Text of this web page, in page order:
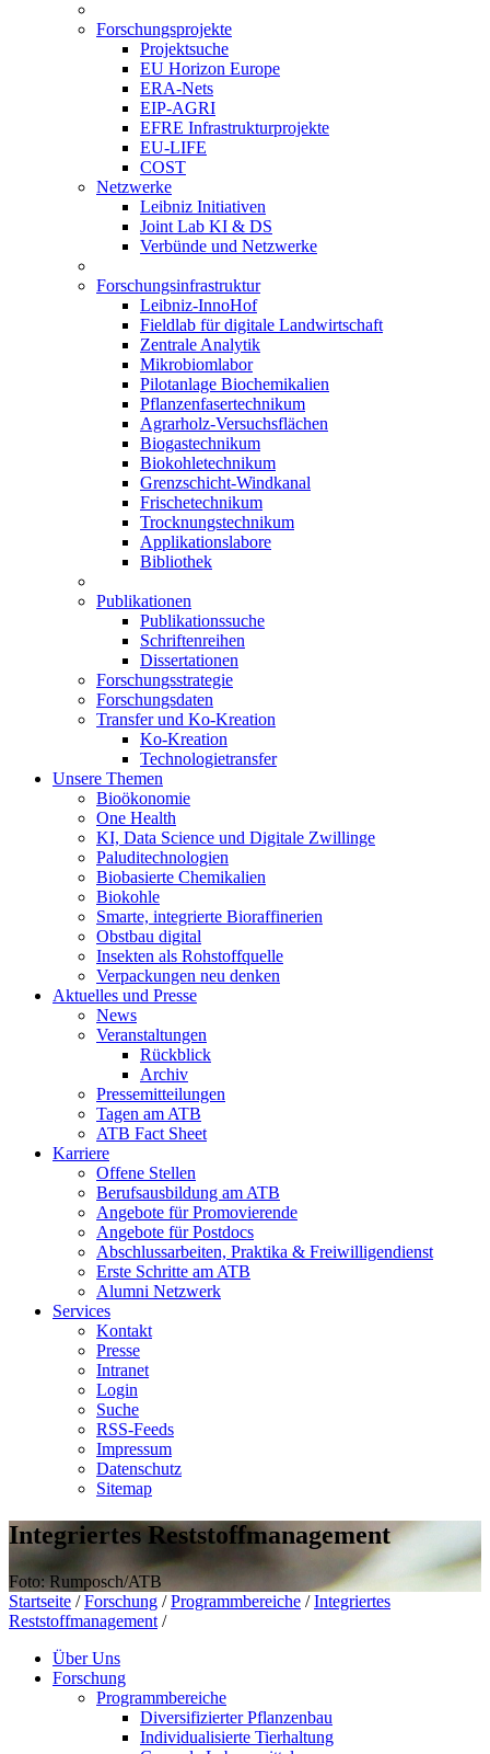
Forschungsprojekte
Projektsuche
EU Horizon Europe
ERA-Nets
EIP-AGRI
EFRE Infrastrukturprojekte
EU-LIFE
COST
Netzwerke
Leibniz Initiativen
Joint Lab KI & DS
Verbünde und Netzwerke
Forschungsinfrastruktur
Leibniz-InnoHof
Fieldlab für digitale Landwirtschaft
Zentrale Analytik
Mikrobiomlabor
Pilotanlage Biochemikalien
Pflanzenfasertechnikum
Agrarholz-Versuchsflächen
Biogastechnikum
Biokohletechnikum
Grenzschicht-Windkanal
Frischetechnikum
Trocknungstechnikum
Applikationslabore
Bibliothek
Publikationen
Publikationssuche
Schriftenreihen
Dissertationen
Forschungsstrategie
Forschungsdaten
Transfer und Ko-Kreation
Ko-Kreation
Technologietransfer
Unsere Themen
Bioökonomie
One Health
KI, Data Science und Digitale Zwillinge
Paluditechnologien
Biobasierte Chemikalien
Biokohle
Smarte, integrierte Bioraffinerien
Obstbau digital
Insekten als Rohstoffquelle
Verpackungen neu denken
Aktuelles und Presse
News
Veranstaltungen
Rückblick
Archiv
Pressemitteilungen
Tagen am ATB
ATB Fact Sheet
Karriere
Offene Stellen
Berufsausbildung am ATB
Angebote für Promovierende
Angebote für Postdocs
Abschlussarbeiten, Praktika & Freiwilligendienst
Erste Schritte am ATB
Alumni Netzwerk
Services
Kontakt
Presse
Intranet
Login
Suche
RSS-Feeds
Impressum
Datenschutz
Sitemap
Integriertes Reststoffmanagement
Foto: Rumposch/ATB
Startseite / Forschung / Programmbereiche / Integriertes
Reststoffmanagement /
Über Uns
Forschung
Programmbereiche
Diversifizierter Pflanzenbau
Individualisierte Tierhaltung